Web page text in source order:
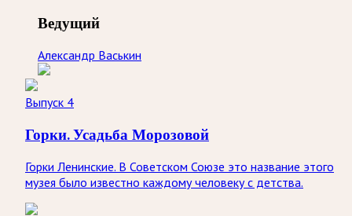
Ведущий
Александр Васькин
Выпуск 4
Горки. Усадьба Морозовой
Горки Ленинские. В Советском Союзе это название этого
музея было известно каждому человеку с детства.